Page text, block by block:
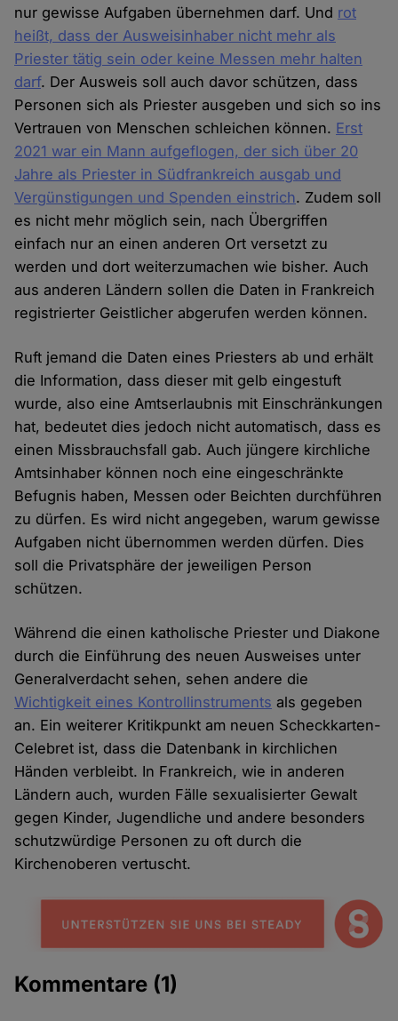
nur gewisse Aufgaben übernehmen darf. Und rot
heißt, dass der Ausweisinhaber nicht mehr als
Priester tätig sein oder keine Messen mehr halten
darf. Der Ausweis soll auch davor schützen, dass
Personen sich als Priester ausgeben und sich so ins
Vertrauen von Menschen schleichen können. Erst
2021 war ein Mann aufgeflogen, der sich über 20
Jahre als Priester in Südfrankreich ausgab und
Vergünstigungen und Spenden einstrich. Zudem soll
es nicht mehr möglich sein, nach Übergriffen
einfach nur an einen anderen Ort versetzt zu
werden und dort weiterzumachen wie bisher. Auch
aus anderen Ländern sollen die Daten in Frankreich
registrierter Geistlicher abgerufen werden können.
Ruft jemand die Daten eines Priesters ab und erhält
die Information, dass dieser mit gelb eingestuft
wurde, also eine Amtserlaubnis mit Einschränkungen
hat, bedeutet dies jedoch nicht automatisch, dass es
einen Missbrauchsfall gab. Auch jüngere kirchliche
Amtsinhaber können noch eine eingeschränkte
Befugnis haben, Messen oder Beichten durchführen
zu dürfen. Es wird nicht angegeben, warum gewisse
Aufgaben nicht übernommen werden dürfen. Dies
soll die Privatsphäre der jeweiligen Person
schützen.
Während die einen katholische Priester und Diakone
durch die Einführung des neuen Ausweises unter
Generalverdacht sehen, sehen andere die
Wichtigkeit eines Kontrollinstruments als gegeben
an. Ein weiterer Kritikpunkt am neuen Scheckkarten-
Celebret ist, dass die Datenbank in kirchlichen
Händen verbleibt. In Frankreich, wie in anderen
Ländern auch, wurden Fälle sexualisierter Gewalt
gegen Kinder, Jugendliche und andere besonders
schutzwürdige Personen zu oft durch die
Kirchenoberen vertuscht.
Kommentare (1)